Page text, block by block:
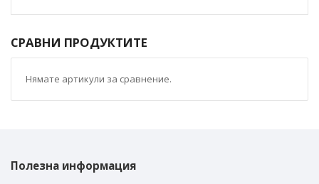
СРАВНИ ПРОДУКТИТЕ
Нямате артикули за сравнение.
Полезна информация